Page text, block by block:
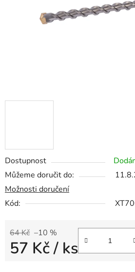
Dostupnost
Můžeme doručit do:
Možnosti doručení
Kód:
64 Kč –10 %
57 Kč/ ks